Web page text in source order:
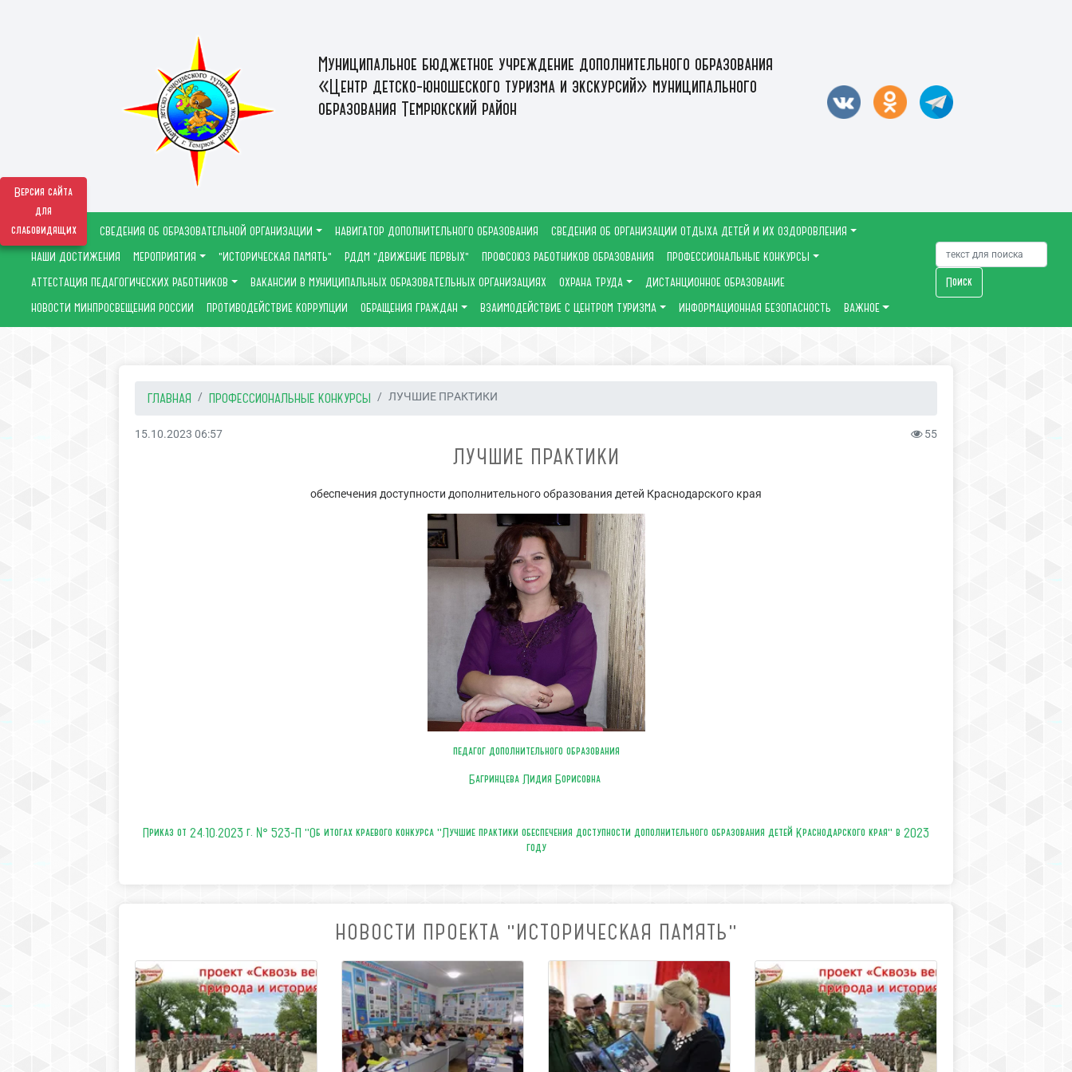
Версия сайта
для
слабовидящих
Муниципальное бюджетное учреждение дополнительного образования
«Центр детско-юношеского туризма и экскурсий» муниципального
образования Темрюкский район
СВЕДЕНИЯ ОБ ОБРАЗОВАТЕЛЬНОЙ ОРГАНИЗАЦИИ НАВИГАТОР ДОПОЛНИТЕЛЬНОГО ОБРАЗОВАНИЯ
СВЕДЕНИЯ ОБ ОРГАНИЗАЦИИ ОТДЫХА ДЕТЕЙ И ИХ ОЗДОРОВЛЕНИЯ
НАШИ ДОСТИЖЕНИЯ
МЕРОПРИЯТИЯ "ИСТОРИЧЕСКАЯ ПАМЯТЬ" РДДМ "ДВИЖЕНИЕ ПЕРВЫХ" ПРОФСОЮЗ РАБОТНИКОВ ОБРАЗОВАНИЯ
ПРОФЕССИОНАЛЬНЫЕ КОНКУРСЫ
АТТЕСТАЦИЯ ПЕДАГОГИЧЕСКИХ РАБОТНИКОВ
ВАКАНСИИ В МУНИЦИПАЛЬНЫХ ОБРАЗОВАТЕЛЬНЫХ ОРГАНИЗАЦИЯХ ОХРАНА ТРУДА
ДИСТАНЦИОННОЕ ОБРАЗОВАНИЕ
НОВОСТИ МИНПРОСВЕЩЕНИЯ РОССИИ
ПРОТИВОДЕЙСТВИЕ КОРРУПЦИИ ОБРАЩЕНИЯ ГРАЖДАН ВЗАИМОДЕЙСТВИЕ С ЦЕНТРОМ ТУРИЗМА ИНФОРМАЦИОННАЯ БЕЗОПАСНОСТЬ ВАЖНОЕ
Поиск
ГЛАВНАЯ ПРОФЕССИОНАЛЬНЫЕ КОНКУРСЫ ЛУЧШИЕ ПРАКТИКИ
15.10.2023 06:57 55
ЛУЧШИЕ ПРАКТИКИ
обеспечения доступности дополнительного образования детей Краснодарского края
педагог дополнительного образования
Багринцева Лидия Борисовна
Приказ от 24.10.2023 г. № 523-П "Об итогах краевого конкурса "Лучшие практики обеспечения доступности дополнительного образования детей Краснодарского края" в 2023
году
НОВОСТИ ПРОЕКТА "ИСТОРИЧЕСКАЯ ПАМЯТЬ"